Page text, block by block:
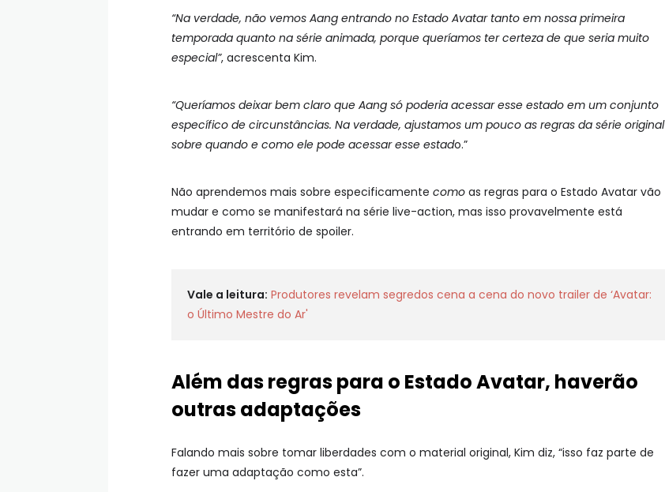
“Na verdade, não vemos Aang entrando no Estado Avatar tanto em nossa primeira
temporada quanto na série animada, porque queríamos ter certeza de que seria muito
especial”, acrescenta Kim.
“Queríamos deixar bem claro que Aang só poderia acessar esse estado em um conjunto
específico de circunstâncias. Na verdade, ajustamos um pouco as regras da série original
sobre quando e como ele pode acessar esse estado.”
Não aprendemos mais sobre especificamente como as regras para o Estado Avatar vão
mudar e como se manifestará na série live-action, mas isso provavelmente está
entrando em território de spoiler.
Vale a leitura: Produtores revelam segredos cena a cena do novo trailer de ‘Avatar:
o Último Mestre do Ar'
Além das regras para o Estado Avatar, haverão
outras adaptações
Falando mais sobre tomar liberdades com o material original, Kim diz, “isso faz parte de
fazer uma adaptação como esta”.